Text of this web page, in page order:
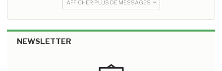
AFFICHER PLUS DE MESSAGES
NEWSLETTER